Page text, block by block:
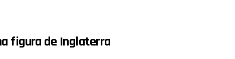
figura de Inglaterra